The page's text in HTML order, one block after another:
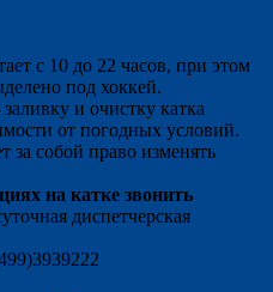
с 10 до 22 часов, при этом
под хоккей.
и очистку катка
от погодных условий.
за собой право изменять
на катке звонить
диспетчерская